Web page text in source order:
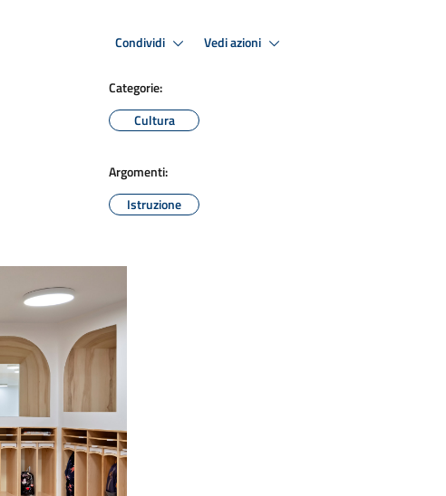
Condividi Vedi azioni
Categorie:
Cultura
Argomenti:
Istruzione